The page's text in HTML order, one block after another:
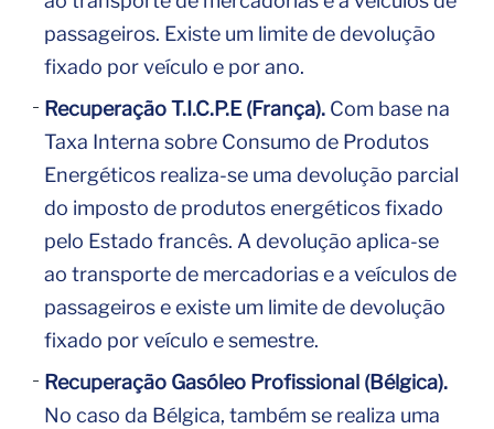
passageiros. Existe um limite de devolução
fixado por veículo e por ano.
Recuperação T.I.C.P.E (França). Com base na
Taxa Interna sobre Consumo de Produtos
Energéticos realiza-se uma devolução parcial
do imposto de produtos energéticos fixado
pelo Estado francês. A devolução aplica-se
ao transporte de mercadorias e a veículos de
passageiros e existe um limite de devolução
fixado por veículo e semestre.
Recuperação Gasóleo Profissional (Bélgica).
No caso da Bélgica, também se realiza uma